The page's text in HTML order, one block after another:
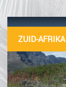
ZUID-AFRIKA